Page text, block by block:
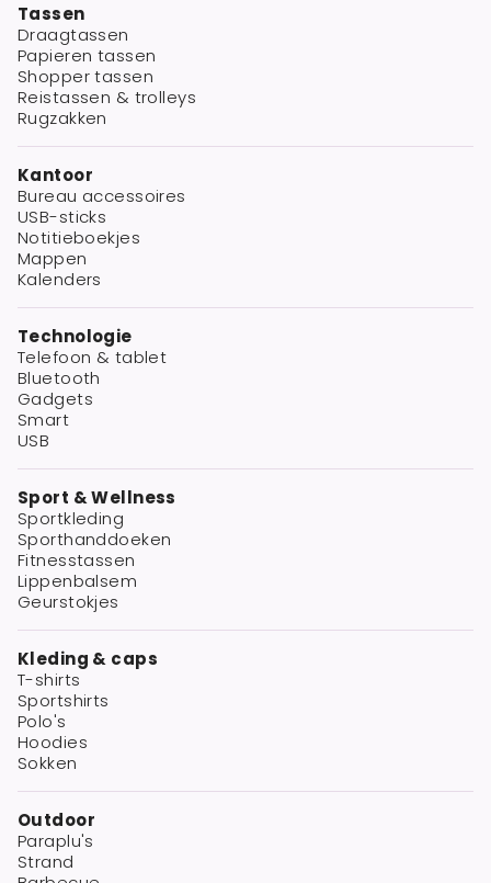
Tassen
Draagtassen
Papieren tassen
Shopper tassen
Reistassen & trolleys
Rugzakken
Kantoor
Bureau accessoires
USB-sticks
Notitieboekjes
Mappen
Kalenders
Technologie
Telefoon & tablet
Bluetooth
Gadgets
Smart
USB
Sport & Wellness
Sportkleding
Sporthanddoeken
Fitnesstassen
Lippenbalsem
Geurstokjes
Kleding & caps
T-shirts
Sportshirts
Polo's
Hoodies
Sokken
Outdoor
Paraplu's
Strand